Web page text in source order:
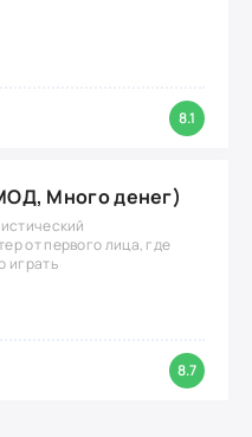
8.1
Много денег)
от первого лица, где
играть
8.7